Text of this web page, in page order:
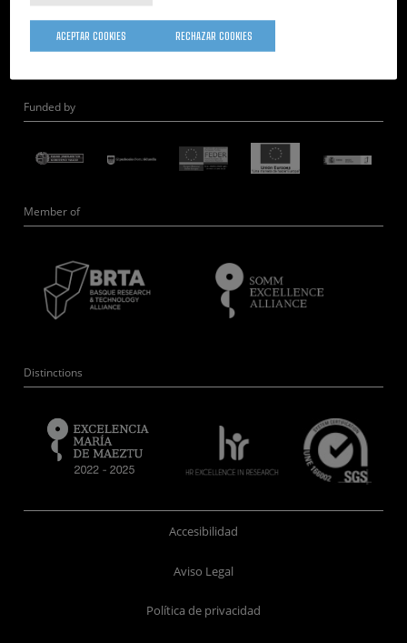
Microscopía de Detección Cuántica
Nanoingeniería
Hardware Cuántico
Funded by
Member of
Distinctions
Accesibilidad
Aviso Legal
Política de privacidad
RECHAZAR COOKIES
ACEPTAR COOKIES